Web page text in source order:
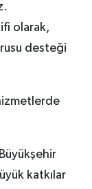
olarak,
desteği
katkılar